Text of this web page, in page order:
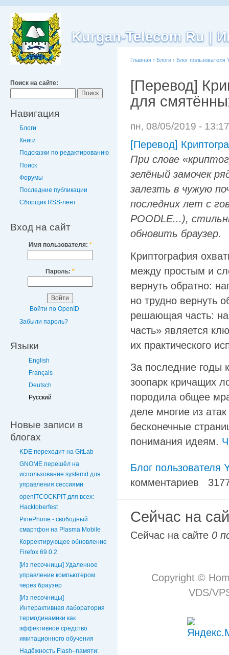
Kurgan-Telecom Ru |
Поиск на сайте:
Навигация
Блоги
Книги
Подсказки по редактированию
Поиск
Форумы
Последние публикации
Сборщик RSS-лент
Вход на сайт
Имя пользователя: *
Пароль: *
Войти по OpenID
Забыли пароль?
Языки
English
Français
Deutsch
Русский
Новые записи в
блогах
KDE переходит на GitLab
GNOME перешёл на
использование systemd для
управления сессиями
openITCOCKPIT для всех:
Hacktoberfest
PinePhone - свободный
смартфон на Plasma Mobile
Корректирующее обновление
Firefox 69.0.2
[Из песочницы] Удаленное
управление компьютером
через браузер
[Из песочницы]
Интерактивная лаборатория
термодинамики как
эффективное средство
имитационного обучения
Надёжность Flash–памяти:
Главная › Блоги › Блог пользователя
[Перевод]
для
пн, 08/05/2019 -
[Перевод]
При слове
зелёный замочек
залезть в чужую
последних лет с
POODLE...),
обновить браузер.
Криптография
между простым и
вернуть обратно:
но трудно вернуть
решающая часть:
часть» является
их практического
За последние годы
зоопарк кричащих
породила общее
деле многие из
бесконечные
понимания идеям.
Блог пользователя
комментариев
Сейчас на
Сейчас на сайте 0
Copyright ©
VDS/